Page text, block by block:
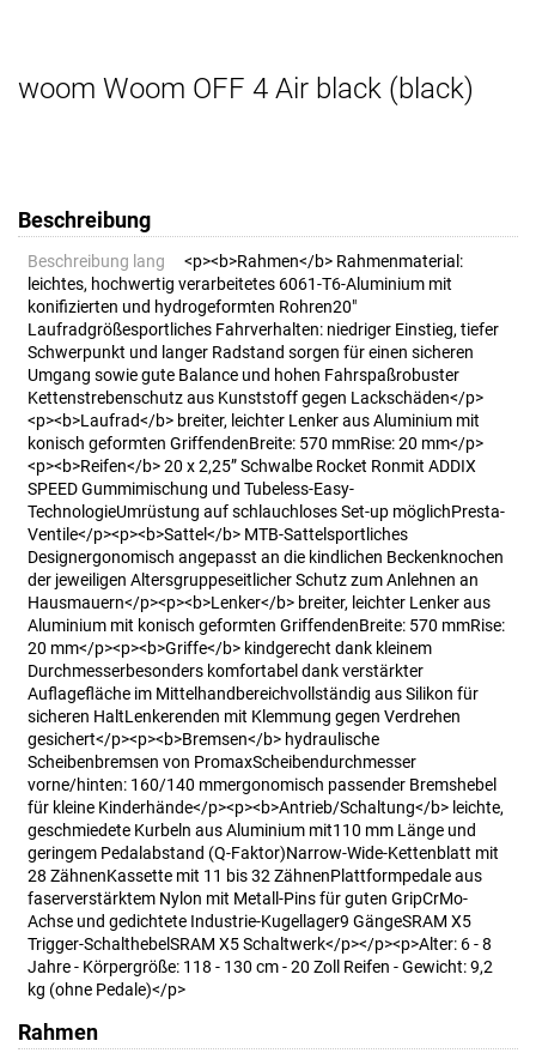
woom Woom OFF 4 Air black (black)
Beschreibung
Beschreibung lang
<p><b>Rahmen</b> Rahmenmaterial:
leichtes, hochwertig verarbeitetes 6061-T6-Aluminium mit
konifizierten und hydrogeformten Rohren20"
Laufradgrößesportliches Fahrverhalten: niedriger Einstieg, tiefer
Schwerpunkt und langer Radstand sorgen für einen sicheren
Umgang sowie gute Balance und hohen Fahrspaßrobuster
Kettenstrebenschutz aus Kunststoff gegen Lackschäden</p>
<p><b>Laufrad</b> breiter, leichter Lenker aus Aluminium mit
konisch geformten GriffendenBreite: 570 mmRise: 20 mm</p>
<p><b>Reifen</b> 20 x 2,25” Schwalbe Rocket Ronmit ADDIX
SPEED Gummimischung und Tubeless-Easy-
TechnologieUmrüstung auf schlauchloses Set-up möglichPresta-
Ventile</p><p><b>Sattel</b> MTB-Sattelsportliches
Designergonomisch angepasst an die kindlichen Beckenknochen
der jeweiligen Altersgruppeseitlicher Schutz zum Anlehnen an
Hausmauern</p><p><b>Lenker</b> breiter, leichter Lenker aus
Aluminium mit konisch geformten GriffendenBreite: 570 mmRise:
20 mm</p><p><b>Griffe</b> kindgerecht dank kleinem
Durchmesserbesonders komfortabel dank verstärkter
Auflagefläche im Mittelhandbereichvollständig aus Silikon für
sicheren HaltLenkerenden mit Klemmung gegen Verdrehen
gesichert</p><p><b>Bremsen</b> hydraulische
Scheibenbremsen von PromaxScheibendurchmesser
vorne/hinten: 160/140 mmergonomisch passender Bremshebel
für kleine Kinderhände</p><p><b>Antrieb/Schaltung</b> leichte,
geschmiedete Kurbeln aus Aluminium mit110 mm Länge und
geringem Pedalabstand (Q-Faktor)Narrow-Wide-Kettenblatt mit
28 ZähnenKassette mit 11 bis 32 ZähnenPlattformpedale aus
faserverstärktem Nylon mit Metall-Pins für guten GripCrMo-
Achse und gedichtete Industrie-Kugellager9 GängeSRAM X5
Trigger-SchalthebelSRAM X5 Schaltwerk</p></p><p>Alter: 6 - 8
Jahre - Körpergröße: 118 - 130 cm - 20 Zoll Reifen - Gewicht: 9,2
kg (ohne Pedale)</p>
Rahmen